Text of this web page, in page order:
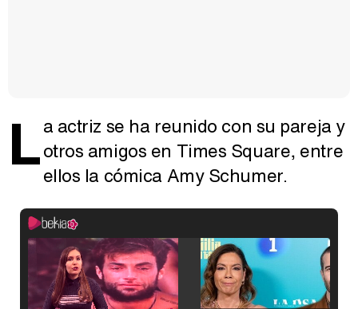
La actriz se ha reunido con su pareja y
otros amigos en Times Square, entre
ellos la cómica Amy Schumer.